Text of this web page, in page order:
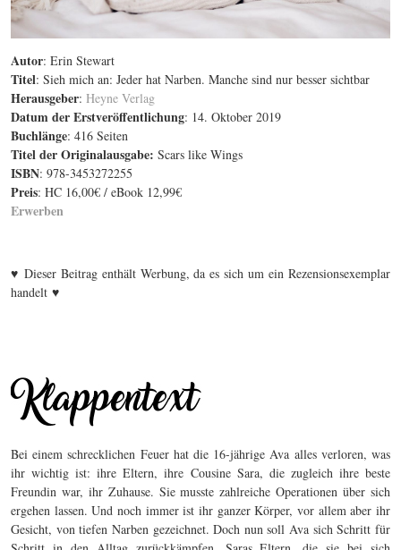
Autor: Erin Stewart
Titel: Sieh mich an: Jeder hat Narben. Manche sind nur besser sichtbar
Herausgeber: Heyne Verlag
Datum der Erstveröffentlichung: 14. Oktober 2019
Buchlänge: 416 Seiten
Titel der Originalausgabe: Scars like Wings
ISBN: 978-3453272255
Preis: HC 16,00€ / eBook 12,99€
Erwerben
♥ Dieser Beitrag enthält Werbung, da es sich um ein Rezensionsexemplar
handelt ♥
Bei einem schrecklichen Feuer hat die 16-jährige Ava alles verloren, was
ihr wichtig ist: ihre Eltern, ihre Cousine Sara, die zugleich ihre beste
Freundin war, ihr Zuhause. Sie musste zahlreiche Operationen über sich
ergehen lassen. Und noch immer ist ihr ganzer Körper, vor allem aber ihr
Gesicht, von tiefen Narben gezeichnet. Doch nun soll Ava sich Schritt für